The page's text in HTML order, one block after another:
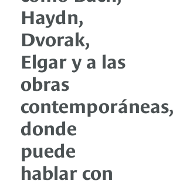
Haydn,
Dvorak,
Elgar y a las
obras
contemporáneas,
donde
puede
hablar con